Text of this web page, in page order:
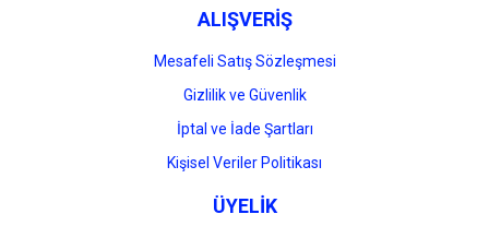
ALIŞVERİŞ
Mesafeli Satış Sözleşmesi
Gizlilik ve Güvenlik
İptal ve İade Şartları
Kişisel Veriler Politikası
ÜYELİK